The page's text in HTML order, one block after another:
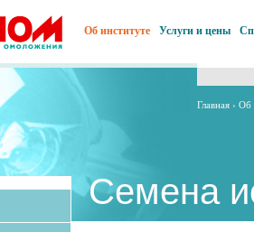
Об институте Услуги и цены
Главная › Об
Семена